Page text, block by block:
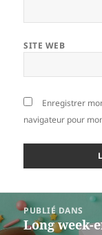
SITE WEB
Enregistrer
navigateur pour
Navigation
de
PUBLIÉ DANS
Long week-